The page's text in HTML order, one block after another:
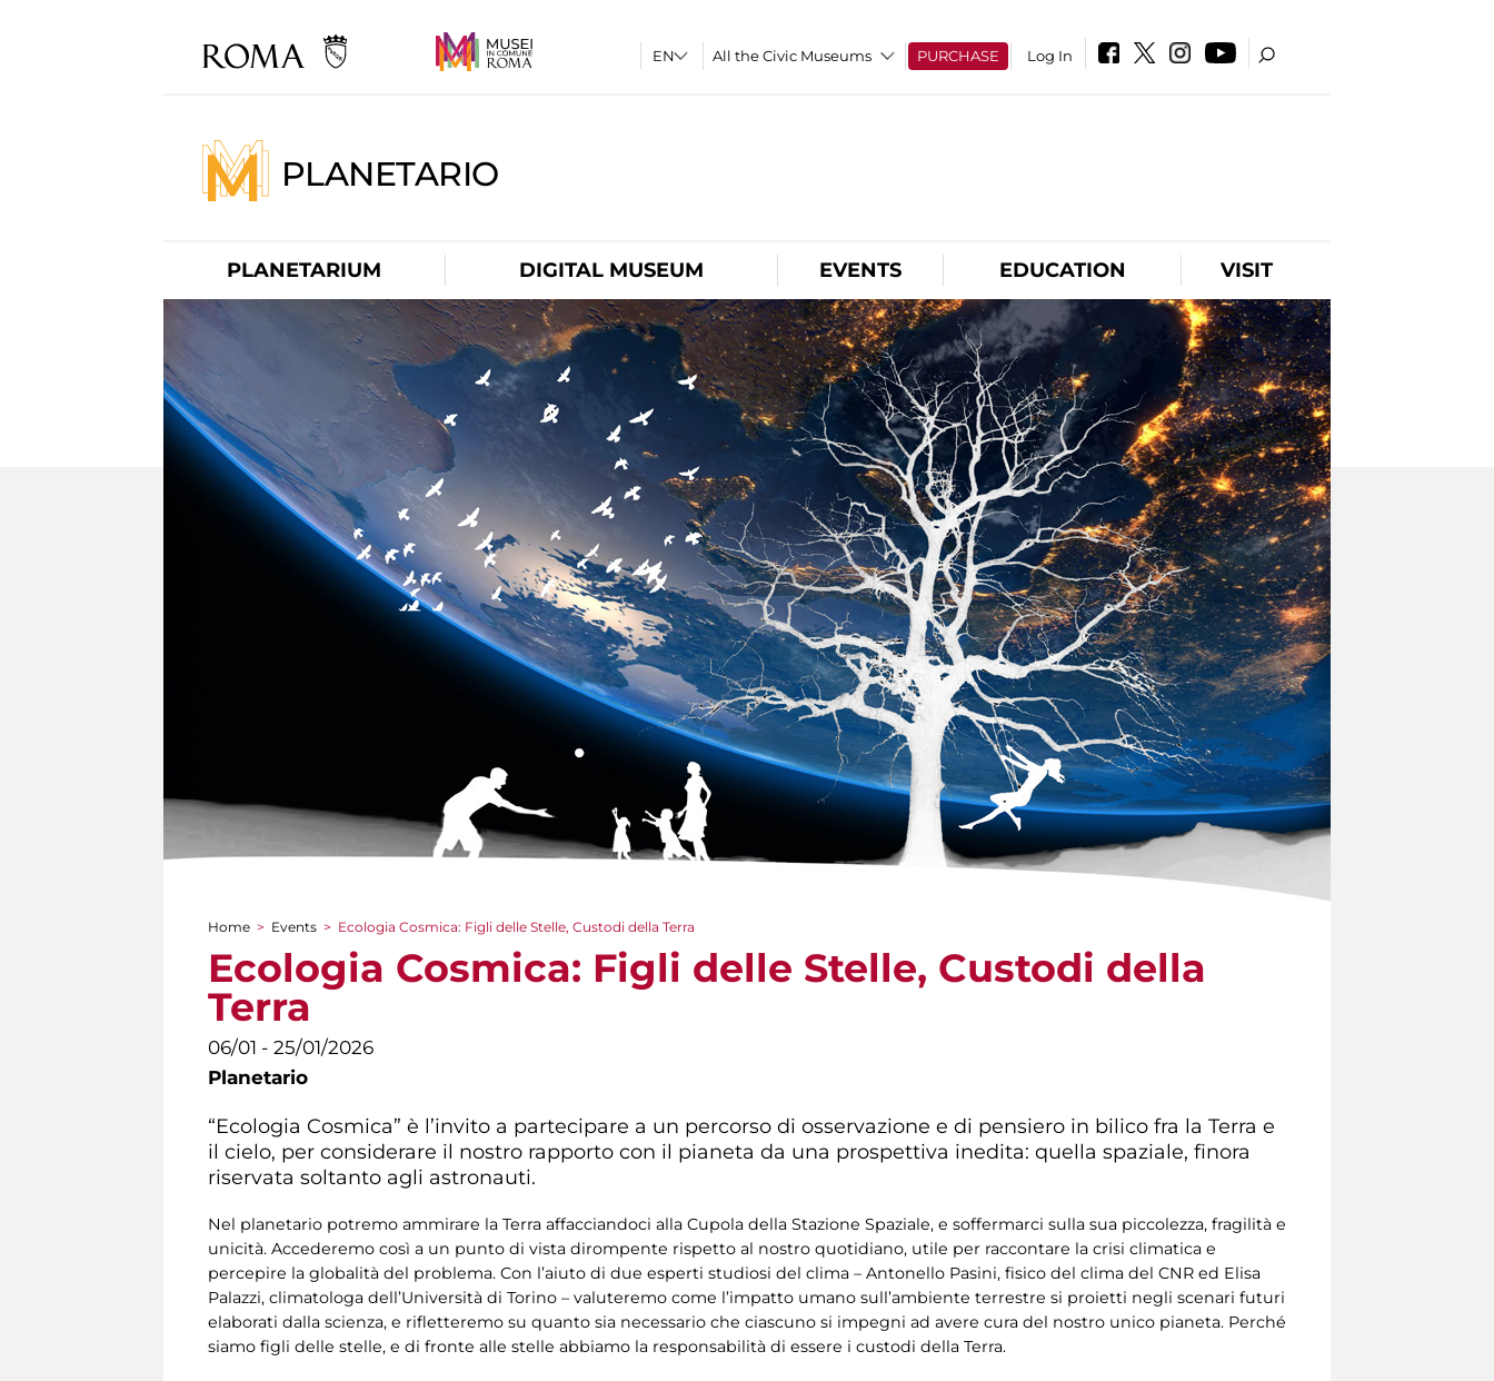
All the Civic Museums PURCHASE Log In
PLANETARIO
PLANETARIUM DIGITAL MUSEUM EVENTS EDUCATION VISIT
You are here
Home > Events > Ecologia Cosmica: Figli delle Stelle, Custodi della Terra
Ecologia Cosmica: Figli delle Stelle, Custodi della
Terra
06/01 - 25/01/2026
Planetario
“Ecologia Cosmica” è l’invito a partecipare a un percorso di osservazione e di pensiero in bilico fra la Terra e
il cielo, per considerare il nostro rapporto con il pianeta da una prospettiva inedita: quella spaziale, finora
riservata soltanto agli astronauti.
Nel planetario potremo ammirare la Terra affacciandoci alla Cupola della Stazione Spaziale, e soffermarci sulla sua piccolezza, fragilità e
unicità. Accederemo così a un punto di vista dirompente rispetto al nostro quotidiano, utile per raccontare la crisi climatica e
percepire la globalità del problema. Con l’aiuto di due esperti studiosi del clima – Antonello Pasini, fisico del clima del CNR ed Elisa
Palazzi, climatologa dell’Università di Torino – valuteremo come l’impatto umano sull’ambiente terrestre si proietti negli scenari futuri
elaborati dalla scienza, e rifletteremo su quanto sia necessario che ciascuno si impegni ad avere cura del nostro unico pianeta. Perché
siamo figli delle stelle, e di fronte alle stelle abbiamo la responsabilità di essere i custodi della Terra.